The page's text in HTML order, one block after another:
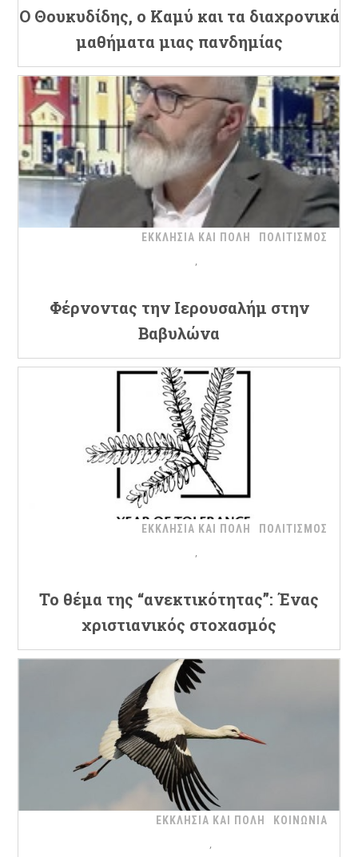
Ο Θουκυδίδης, ο Καμύ και τα διαχρονικά
μαθήματα μιας πανδημίας
ΕΚΚΛΗΣΙΑ ΚΑΙ ΠΟΛΗ ΠΟΛΙΤΙΣΜΟΣ
Φέρνοντας την Ιερουσαλήμ στην
Βαβυλώνα
ΕΚΚΛΗΣΙΑ ΚΑΙ ΠΟΛΗ ΠΟΛΙΤΙΣΜΟΣ
Το θέμα της “ανεκτικότητας”: Ένας
χριστιανικός στοχασμός
ΕΚΚΛΗΣΙΑ ΚΑΙ ΠΟΛΗ ΚΟΙΝΩΝΙΑ